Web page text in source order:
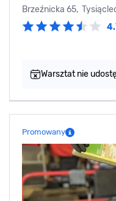
Brzeźnicka 65,
Warsztat nie
Promowany